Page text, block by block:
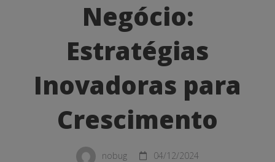
Negócio:
Estratégias
Inovadoras
Crescimento
Negócio:
Estratégias
Inovadoras para
Crescimento
nobug 04/12/2024